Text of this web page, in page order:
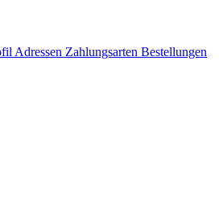
Adressen Zahlungsarten Bestellungen